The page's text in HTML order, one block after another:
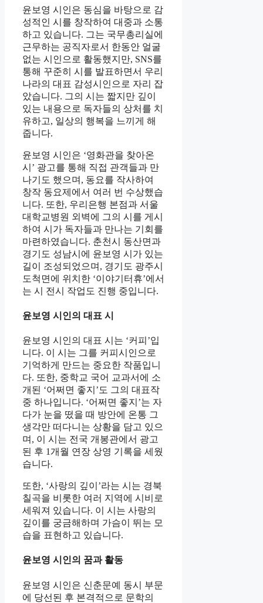
윤보영 시인은 동심을 바탕으로 감
성적인 시를 창작하여 대중과 소통
하고 있습니다. 그는 국무총리실에
근무하는 공직자로서 한동안 얼굴
없는 시인으로 활동했지만, SNS를
통해 꾸준히 시를 발표하면서 우리
나라의 대표 감성시인으로 자리 잡
았습니다. 그의 시는 짧지만 깊이
있는 내용으로 독자들의 상처를 치
유하고, 일상의 행복을 느끼게 해
줍니다.
윤보영 시인은 ‘영화관을 찾아온
시’ 광고를 통해 직접 관객들과 만
나기도 했으며, 동요를 작사하여
창작 동요제에서 여러 번 수상했습
니다. 또한, 우리은행 본점과 서울
대학교병원 외벽에 그의 시를 게시
하여 시가 독자들과 만나는 기회를
마련하였습니다. 춘천시 동산면과
경기도 성남시에 윤보영 시가 있는
길이 조성되었으며, 경기도 광주시
도척면에 위치한 ‘이야기터휴’에서
는 시 전시 작업도 진행 중입니다.
윤보영 시인의 대표 시
윤보영 시인의 대표 시는 ‘커피’입
니다. 이 시는 그를 커피시인으로
기억하게 만드는 중요한 작품입니
다. 또한, 중학교 국어 교과서에 소
개된 ‘어쩌면 좋지’도 그의 대표작
중 하나입니다. ‘어쩌면 좋지’는 자
다가 눈을 떴을 때 방안에 온통 그
생각만 떠다니는 상황을 담고 있으
며, 이 시는 전국 개봉관에서 광고
된 후 1개월 연장 상영 기록을 세웠
습니다.
또한, ‘사랑의 깊이’라는 시는 경북
칠곡을 비롯한 여러 지역에 시비로
세워져 있습니다. 이 시는 사랑의
깊이를 궁금해하며 가슴이 뛰는 모
습을 표현하고 있습니다.
윤보영 시인의 꿈과 활동
윤보영 시인은 신춘문예 동시 부문
에 당선된 후 본격적으로 문학의